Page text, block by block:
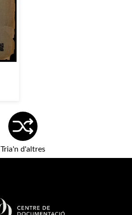
Tria'n d'altres